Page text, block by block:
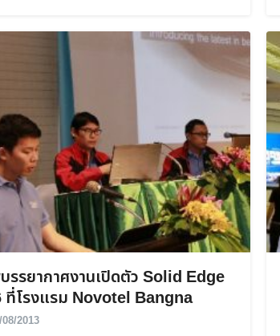
Search
for:
Search
รรยากาศงานเปิดตัว Solid Edge
ที่โรงแรม Novotel Bangna
2013